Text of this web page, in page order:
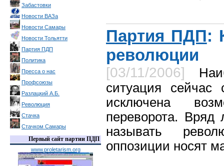
Забастовки
Новости ВАЗа
Новости Самары
Новости Тольятти
Партия ПДП
Политика
Пресса о нас
Профсоюзы
Разлацкий А.Б.
Революция
Стачка
Стачком Самары
Первый сайт партии ПДП
www.proletarism.org
Партия ПДП:
революции
[03/11/2006]
ситуация
исключена
переворота.
называть
оппозиции носят